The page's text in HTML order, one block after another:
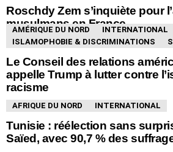
Roschdy Zem s’inquiète pour
musulmans en France
AMÉRIQUE DU NORD
INTERNATIONAL
ISLAMOPHOBIE & DISCRIMINATIONS
Le Conseil des relations
appelle Trump à lutter contre
racisme
AFRIQUE DU NORD INTERNATIONAL
Tunisie : réélection sans
Saïed, avec 90,7 % des